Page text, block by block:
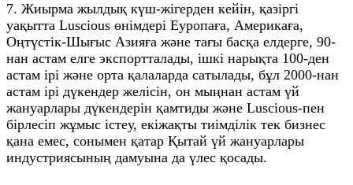
7. Жиырма жылдық күш-жігерден кейін, қазіргі
уақытта Luscious өнімдері Еуропаға, Америкаға,
Оңтүстік-Шығыс Азияға және тағы басқа елдерге, 90-
нан астам елге экспортталады, ішкі нарықта 100-ден
астам ірі және орта қалаларда сатылады, бұл 2000-нан
астам ірі дүкендер желісін, он мыңнан астам үй
жануарлары дүкендерін қамтиды және Luscious-пен
бірлесіп жұмыс істеу, екіжақты тиімділік тек бизнес
қана емес, сонымен қатар Қытай үй жануарлары
индустриясының дамуына да үлес қосады.